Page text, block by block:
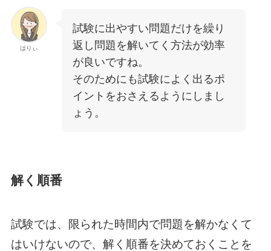
はりぃ
試験に出やすい問題だけを繰り
返し問題を解いてく方法が効率
が良いですね。
そのためにも試験によく出るポ
イントをおさえるようにしまし
ょう。
解く順番
試験では、限られた時間内で問題を解かなくて
はいけないので、解く順番を決めておくことを